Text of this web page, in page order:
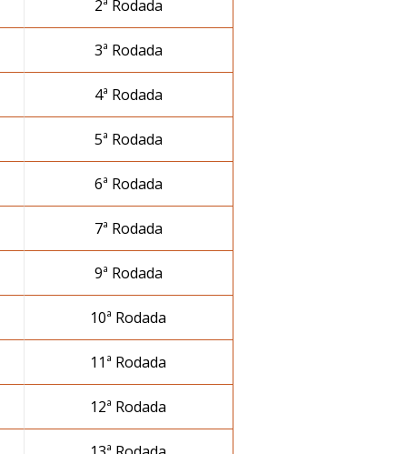
2ª Rodada
3ª Rodada
4ª Rodada
5ª Rodada
6ª Rodada
7ª Rodada
9ª Rodada
10ª Rodada
11ª Rodada
12ª Rodada